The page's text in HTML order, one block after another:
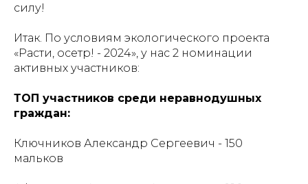
силу!
Итак. По условиям экологического проекта
«Расти, осетр! - 2024», у нас 2 номинации
активных участников:
ТОП участников среди неравнодушных
граждан:
Ключников Александр Сергеевич - 150
мальков